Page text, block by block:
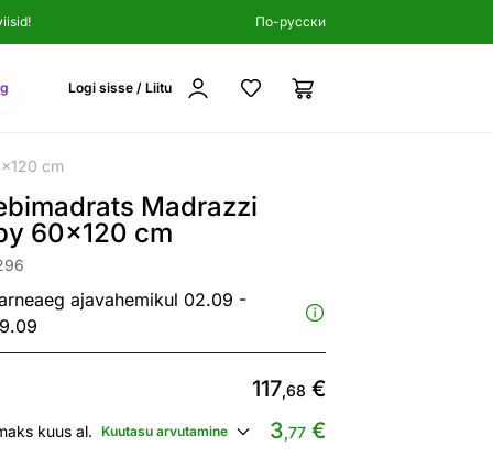
По-русски
Logi sisse / Liitu
cm
Madrazzi
60x120 cm
ajavahemikul 02.09 -
117,68 €
kuus al. Kuutasu arvutamine 3,77€